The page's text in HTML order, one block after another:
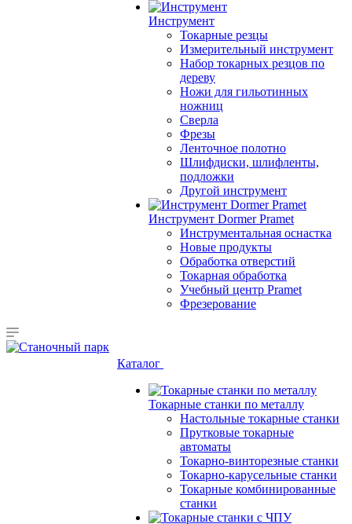
Инструмент
Токарные резцы
Измерительный инструмент
Набор токарных резцов по
дереву
Ножи для гильотинных
ножниц
Сверла
Фрезы
Ленточное полотно
Шлифдиски, шлифленты,
подложки
Другой инструмент
Инструмент Dormer Pramet
Инструментальная оснастка
Новые продукты
Обработка отверстий
Токарная обработка
Учебный центр Pramet
Фрезерование
Каталог
Токарные станки по металлу
Настольные токарные станки
Прутковые токарные
автоматы
Токарно-винторезные станки
Токарно-карусельные станки
Токарные комбинированные
станки